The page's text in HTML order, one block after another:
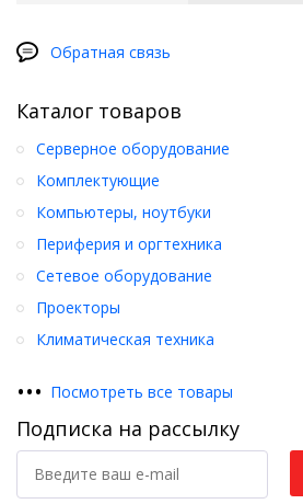
Обратная связь
Каталог товаров
Серверное оборудование
Комплектующие
Компьютеры, ноутбуки
Периферия и оргтехника
Сетевое оборудование
Проекторы
Климатическая техника
••• Посмотреть все товары
Подписка на рассылку